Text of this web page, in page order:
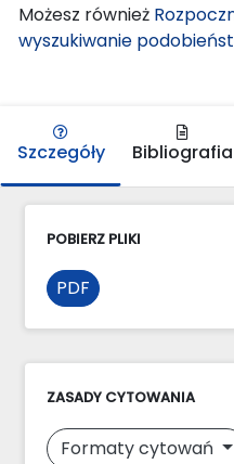
Możesz również
wyszukiwanie
Szczegóły Bibliografia
POBIERZ PLIKI
PDF
ZASADY CYTOWANIA
Formaty cytowań